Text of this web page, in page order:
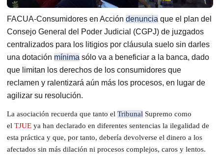
FACUA-Consumidores en Acción denuncia que el plan del
Consejo General del Poder Judicial (CGPJ) de juzgados
centralizados para los litigios por cláusula suelo sin darles
una dotación mínima sólo va a beneficiar a la banca, dado
que limitan los derechos de los consumidores que
reclamen y ralentizará aún más los procesos, en lugar de
agilizar su resolución.
La asociación recuerda que tanto el Tribunal Supremo como
el TJUE ya han declarado en diferentes sentencias la ilegalidad de
esta práctica y que, por tanto, debería devolverse el dinero a los
afectados sin más dilación ni procesos complejos, caros y lentos.